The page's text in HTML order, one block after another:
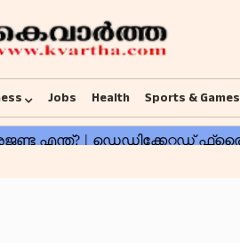
Jobs Health Sports & Games